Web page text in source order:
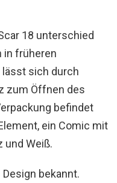
18 unterschied
in früheren
lässt sich durch
zum Öffnen des
befindet
ein Comic mit
und Weiß.
bekannt.